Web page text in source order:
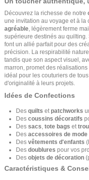
Découvrez la richesse de notre
une invitation au voyage et à la
agréable, légèrement ferme
supérieure destinés au quilting.
font un allié parfait pour des
précision. La respirabilité
tandis que son aspect visuel,
marron, promet des
idéal pour les couturiers de
d'originalité à leurs projets.
Idées de Confections
Des quilts etpatchworks
Des coussins décoratifs
Des sacs, tote bags et
Des accessoires de mode
Des vêtements d'enfants
Des doublures pour vos
Des objets de décoration
Caractéristiques &